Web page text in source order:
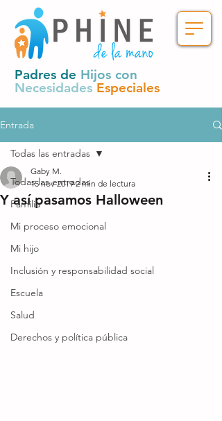
Padres de Hijos con
Necesidades Especiales
Entrada
Todas las entradas
Familia
Mi proceso emocional
Mi hijo
Inclusión y responsabilidad social
Escuela
Salud
Derechos y política pública
Todas las entradas
Y así pasamos Halloween
Gaby M.
15 nov 2019 2 min de lectura